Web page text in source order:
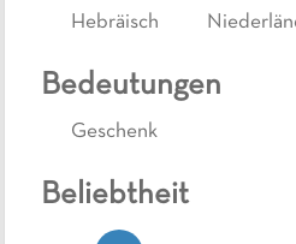
Hebräisch
Bedeutungen
Geschenk
Beliebtheit